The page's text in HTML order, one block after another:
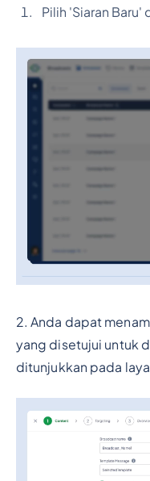
Pilih 'Siaran Baru'
2. Anda dapat
yang disetujui untuk
ditunjukkan pada